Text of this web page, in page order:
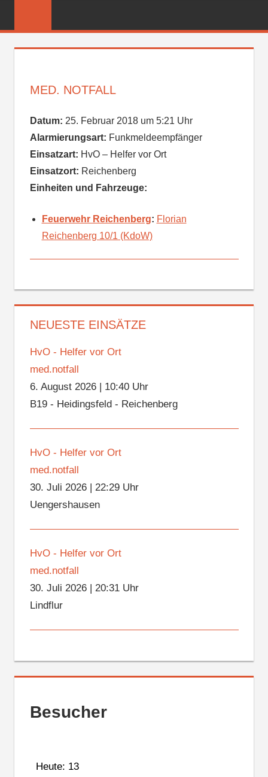
FEUERWEHR
MED. NOTFALL
Datum: 25. Februar 2018 um 5:21 Uhr
Alarmierungsart: Funkmeldeempfänger
Einsatzart: HvO – Helfer vor Ort
Einsatzort: Reichenberg
Einheiten und Fahrzeuge:
Feuerwehr Reichenberg: Florian
Reichenberg 10/1 (KdoW)
NEUESTE EINSÄTZE
HvO - Helfer vor Ort
med.notfall
6. August 2026| 10:40 Uhr
B19 - Heidingsfeld - Reichenberg
HvO - Helfer vor Ort
med.notfall
30. Juli 2026| 22:29 Uhr
Uengershausen
HvO - Helfer vor Ort
med.notfall
30. Juli 2026| 20:31 Uhr
Lindflur
Besucher
Heute: 13